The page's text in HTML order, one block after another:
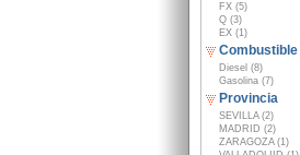
FX (5)
Q (3)
EX (1)
Combustible
Diesel (8)
Gasolina (7)
Provincia
SEVILLA (2)
MADRID (2)
ZARAGOZA (1)